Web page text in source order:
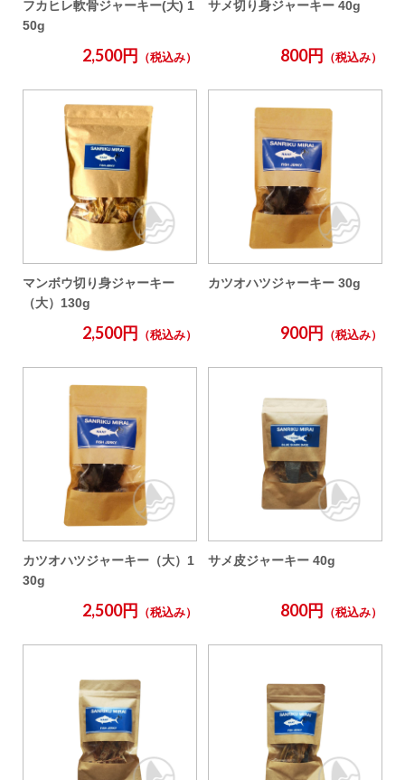
フカヒレ軟骨ジャーキー(大) 1
50g
2,500円 （税込み）
サメ切り身ジャーキー 40g
800円 （税込み）
マンボウ切り身ジャーキー
（大）130g
2,500円 （税込み）
カツオハツジャーキー 30g
900円 （税込み）
カツオハツジャーキー（大）1
30g
2,500円 （税込み）
サメ皮ジャーキー 40g
800円 （税込み）